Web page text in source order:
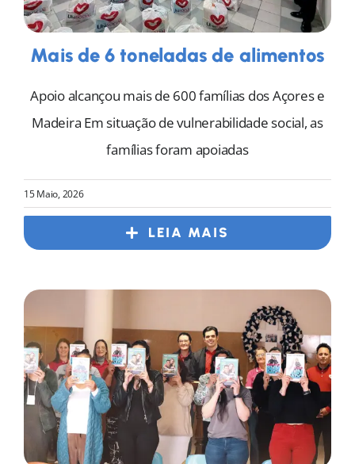
Mais de 6 toneladas de alimentos
Apoio alcançou mais de 600 famílias dos Açores e
Madeira Em situação de vulnerabilidade social, as
famílias foram apoiadas
15 Maio, 2026
LEIA MAIS